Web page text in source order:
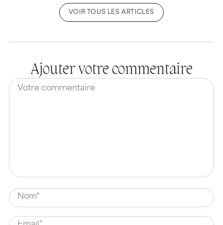
VOIR TOUS LES ARTICLES
Ajouter votre commentaire